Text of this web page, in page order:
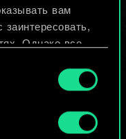
вам
Однако все
о том, как мы
и изменить